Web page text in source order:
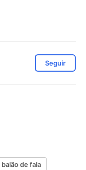
Seguir
balão de fala